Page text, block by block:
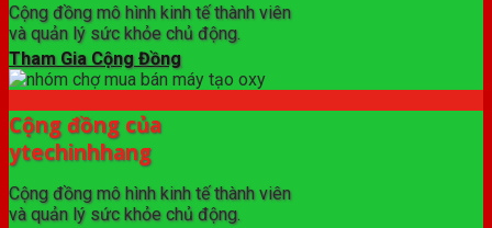
Cộng đồng mô hình kinh tế thành viên
và quản lý sức khỏe chủ động.
Tham Gia Cộng Đồng
Cộng đồng của
ytechinhhang
Cộng đồng mô hình kinh tế thành viên
và quản lý sức khỏe chủ động.